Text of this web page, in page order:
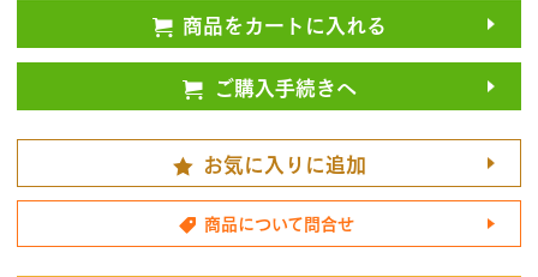
商品をカートに入れる
ご購入手続きへ
お気に入りに追加
商品について問合せ